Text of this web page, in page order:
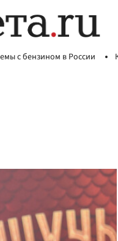
с бензином в России